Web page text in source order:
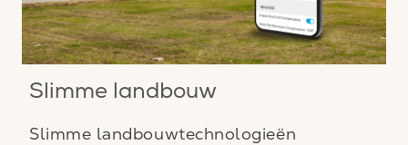
Slimme landbouw
Slimme landbouwtechnologieën